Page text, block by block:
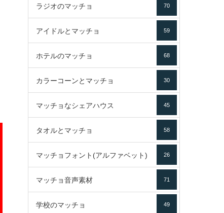
ラジオのマッチョ 70
アイドルとマッチョ 59
ホテルのマッチョ 68
カラーコーンとマッチョ 30
マッチョなシェアハウス 45
タオルとマッチョ 58
マッチョフォント(アルファベット) 26
マッチョ音声素材 71
学校のマッチョ 49